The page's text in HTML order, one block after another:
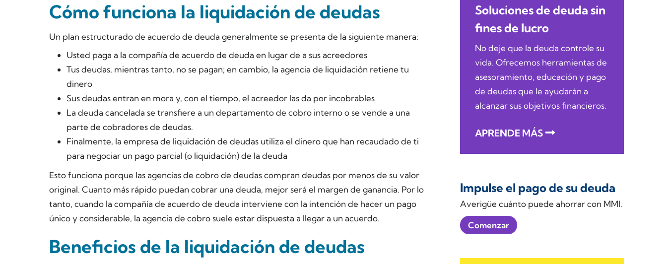
Cómo funciona la liquidación de deudas
Un plan estructurado de acuerdo de deuda generalmente se presenta de la siguiente manera:
Usted paga a la compañía de acuerdo de deuda en lugar de a sus acreedores
Tus deudas, mientras tanto, no se pagan; en cambio, la agencia de liquidación retiene tu
dinero
Sus deudas entran en mora y, con el tiempo, el acreedor las da por incobrables
La deuda cancelada se transfiere a un departamento de cobro interno o se vende a una
parte de cobradores de deudas.
Finalmente, la empresa de liquidación de deudas utiliza el dinero que han recaudado de ti
para negociar un pago parcial (o liquidación) de la deuda
Esto funciona porque las agencias de cobro de deudas compran deudas por menos de su valor
original. Cuanto más rápido puedan cobrar una deuda, mejor será el margen de ganancia. Por lo
tanto, cuando la compañía de acuerdo de deuda interviene con la intención de hacer un pago
único y considerable, la agencia de cobro suele estar dispuesta a llegar a un acuerdo.
Beneficios de la liquidación de deudas
Soluciones de deuda sin
fines de lucro
No deje que la deuda controle su
vida. Ofrecemos herramientas de
asesoramiento, educación y pago
de deudas que le ayudarán a
alcanzar sus objetivos financieros.
APRENDE MÁS
Impulse el pago de su deuda
Averigüe cuánto puede ahorrar con MMI.
Comenzar